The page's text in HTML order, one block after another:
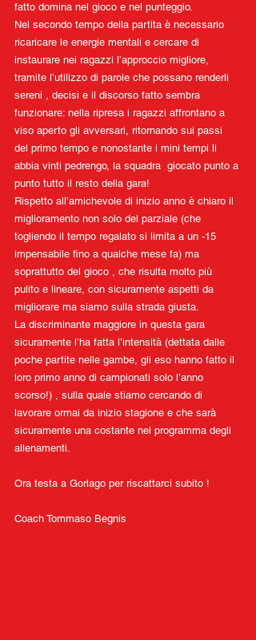
fatto domina nel gioco e nel punteggio.
Nel secondo tempo della partita è necessario
ricaricare le energie mentali e cercare di
instaurare nei ragazzi l’approccio migliore,
tramite l’utilizzo di parole che possano renderli
sereni , decisi e il discorso fatto sembra
funzionare: nella ripresa i ragazzi affrontano a
viso aperto gli avversari, ritornando sui passi
del primo tempo e nonostante i mini tempi li
abbia vinti pedrengo, la squadra  giocato punto a
punto tutto il resto della gara!
Rispetto all’amichevole di inizio anno è chiaro il
miglioramento non solo del parziale (che
togliendo il tempo regalato si limita a un -15
impensabile fino a qualche mese fa) ma
soprattutto del gioco , che risulta molto più
pulito e lineare, con sicuramente aspetti da
migliorare ma siamo sulla strada giusta.
La discriminante maggiore in questa gara
sicuramente l’ha fatta l’intensità (dettata dalle
poche partite nelle gambe, gli eso hanno fatto il
loro primo anno di campionati solo l’anno
scorso!) , sulla quale stiamo cercando di
lavorare ormai da inizio stagione e che sarà
sicuramente una costante nel programma degli
allenamenti.
Ora testa a Gorlago per riscattarci subito !
Coach Tommaso Begnis